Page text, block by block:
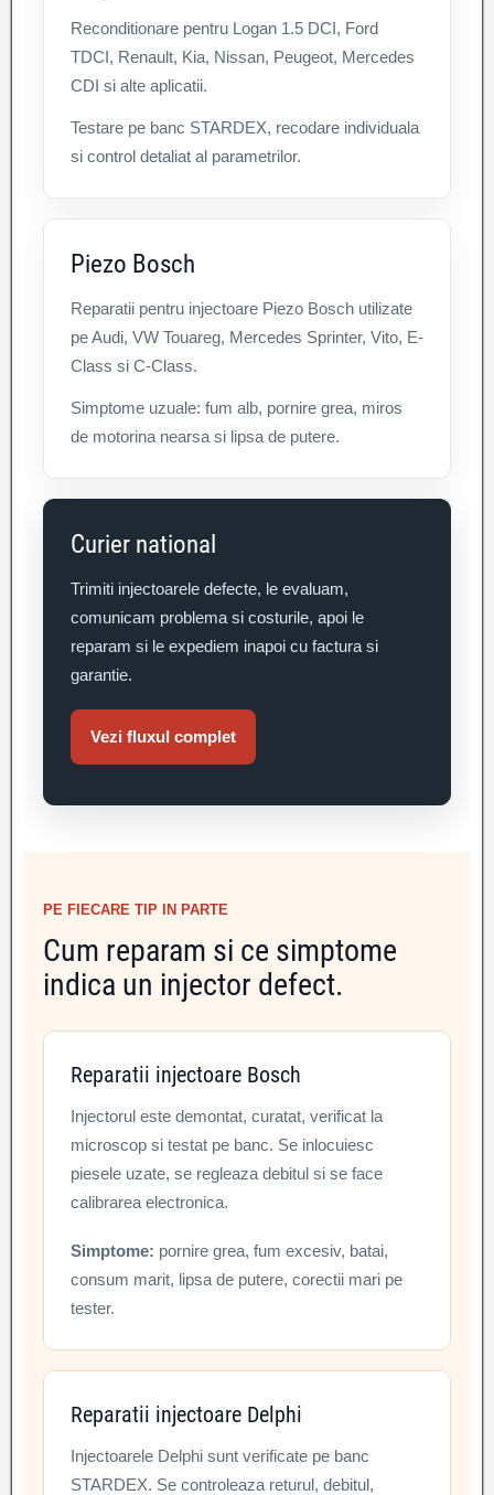
Reconditionare pentru Logan 1.5 DCI, Ford
TDCI, Renault, Kia, Nissan, Peugeot, Mercedes
CDI si alte aplicatii.
Testare pe banc STARDEX, recodare individuala
si control detaliat al parametrilor.
Piezo Bosch
Reparatii pentru injectoare Piezo Bosch utilizate
pe Audi, VW Touareg, Mercedes Sprinter, Vito, E-
Class si C-Class.
Simptome uzuale: fum alb, pornire grea, miros
de motorina nearsa si lipsa de putere.
Curier national
Trimiti injectoarele defecte, le evaluam,
comunicam problema si costurile, apoi le
reparam si le expediem inapoi cu factura si
garantie.
Vezi fluxul complet
PE FIECARE TIP IN PARTE
Cum reparam si ce simptome
indica un injector defect.
Reparatii injectoare Bosch
Injectorul este demontat, curatat, verificat la
microscop si testat pe banc. Se inlocuiesc
piesele uzate, se regleaza debitul si se face
calibrarea electronica.
Simptome: pornire grea, fum excesiv, batai,
consum marit, lipsa de putere, corectii mari pe
tester.
Reparatii injectoare Delphi
Injectoarele Delphi sunt verificate pe banc
STARDEX. Se controleaza returul, debitul,